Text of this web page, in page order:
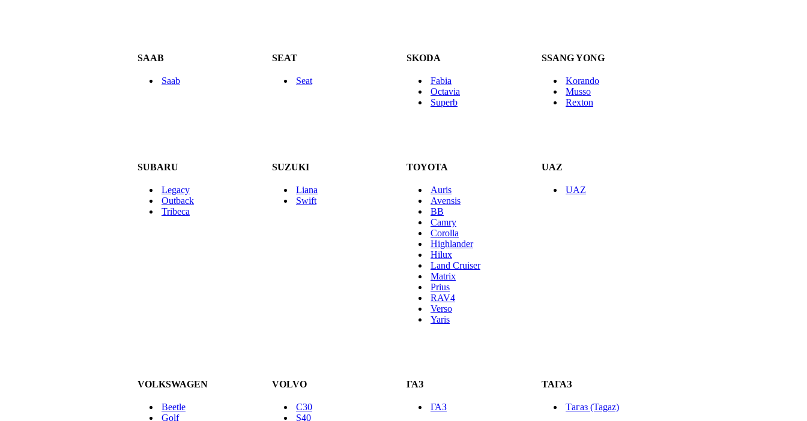
SAAB SEAT SKODA SSANG YONG
Saab Seat
Fabia
Octavia
Superb
Korando
Musso
Rexton
SUBARU SUZUKI TOYOTA UAZ
Legacy
Outback
Tribeca
Liana
Swift
Auris
Avensis
BB
Camry
Corolla
Highlander
Hilux
Land Cruiser
Matrix
Prius
RAV4
Verso
Yaris
UAZ
VOLKSWAGEN VOLVO ГАЗ ТАГАЗ
Beetle
Golf
C30
S40
ГАЗ Тагаз (Tagaz)